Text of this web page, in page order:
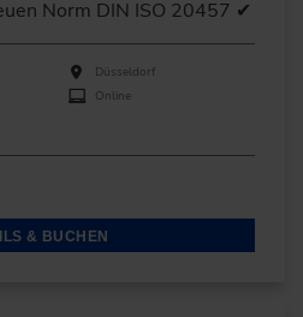
Norm DIN ISO 20457 ✔
Düsseldorf
Online
& BUCHEN